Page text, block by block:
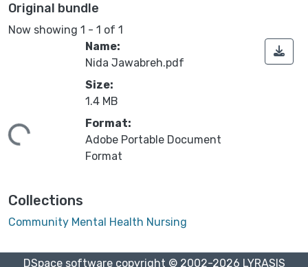
Original bundle
Now showing 1 - 1 of 1
Name:
Nida Jawabreh.pdf
Size:
1.4 MB
Format:
Adobe Portable Document
Format
Collections
Community Mental Health Nursing
DSpace softwarecopyright © 2002-2026 LYRASIS